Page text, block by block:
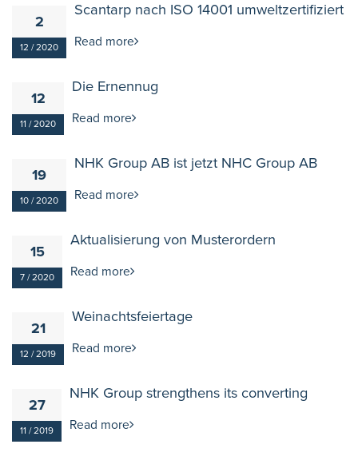
2
12 / 2020
Scantarp nach ISO 14001 umweltzertifiziert
Read more
12
11 / 2020
Die Ernennug
Read more
19
10 / 2020
NHK Group AB ist jetzt NHC Group AB
Read more
15
7 / 2020
Aktualisierung von Musterordern
Read more
21
12 / 2019
Weinachtsfeiertage
Read more
27
11 / 2019
NHK Group strengthens its converting
Read more